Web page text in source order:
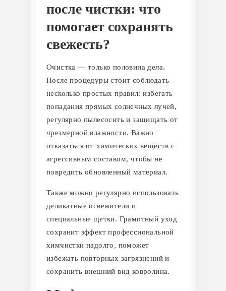
после чистки: что
помогает сохранять
свежесть?
Очистка — только половина дела.
После процедуры стоит соблюдать
несколько простых правил: избегать
попадания прямых солнечных лучей,
регулярно пылесосить и защищать от
чрезмерной влажности. Важно
отказаться от химических веществ с
агрессивным составом, чтобы не
повредить обновленный материал.
Также можно регулярно использовать
деликатные освежители и
специальные щетки. Грамотный уход
сохранит эффект профессиональной
химчистки надолго, поможет
избежать повторных загрязнений и
сохранить внешний вид ковролина.